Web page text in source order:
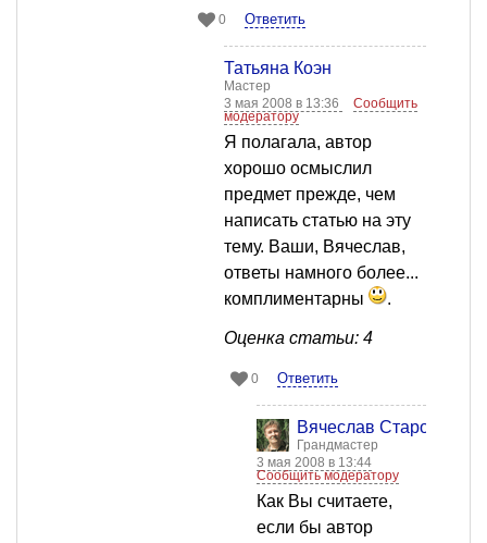
0 Ответить
Татьяна Коэн
Мастер
3 мая 2008 в 13:36
Сообщить
модератору
Я полагала, автор
хорошо осмыслил
предмет прежде, чем
написать статью на эту
тему. Ваши, Вячеслав,
ответы намного более...
комплиментарны
.
Оценка статьи: 4
0 Ответить
Вячеслав Старостин
Грандмастер
3 мая 2008 в 13:44
Сообщить модератору
Как Вы считаете,
если бы автор